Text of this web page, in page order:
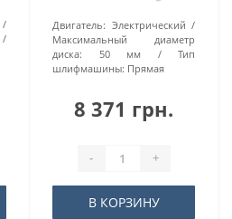
Двигатель: Электрический
Максимальный диаметр
диска:
50 мм
Тип
шлифмашины: Прямая
8 371 грн.
- +
В КОРЗИНУ